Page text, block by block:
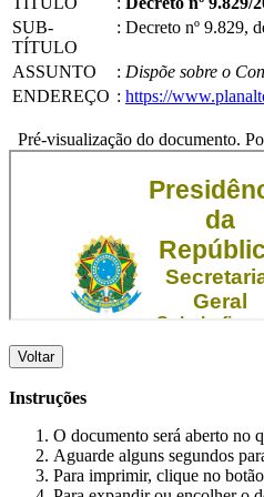
SUB-
TÍTULO
: Decreto nº 9.829,
ASSUNTO : Dispõe sobre o
ENDEREÇO : https://
Pré-visualização do documento.
Voltar
Instruções
O documento será aberto no
Aguarde alguns segundos
Para imprimir, clique no